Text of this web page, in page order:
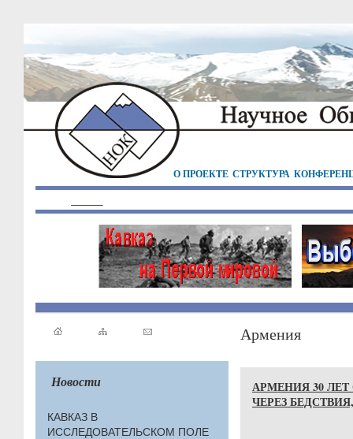
О ПРОЕКТЕ СТРУКТУРА
Новости
КАВКАЗ В
ИССЛЕДОВАТЕЛЬСКОМ ПОЛЕ
Армения
АРМЕНИЯ 30
ЧЕРЕЗ